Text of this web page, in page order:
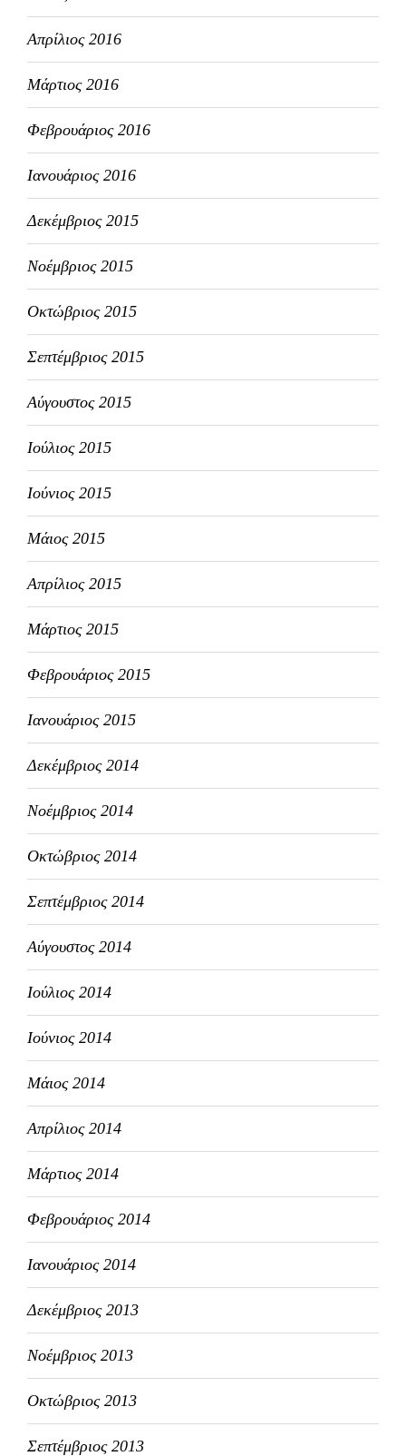
Απρίλιος 2016
Μάρτιος 2016
Φεβρουάριος 2016
Ιανουάριος 2016
Δεκέμβριος 2015
Νοέμβριος 2015
Οκτώβριος 2015
Σεπτέμβριος 2015
Αύγουστος 2015
Ιούλιος 2015
Ιούνιος 2015
Μάιος 2015
Απρίλιος 2015
Μάρτιος 2015
Φεβρουάριος 2015
Ιανουάριος 2015
Δεκέμβριος 2014
Νοέμβριος 2014
Οκτώβριος 2014
Σεπτέμβριος 2014
Αύγουστος 2014
Ιούλιος 2014
Ιούνιος 2014
Μάιος 2014
Απρίλιος 2014
Μάρτιος 2014
Φεβρουάριος 2014
Ιανουάριος 2014
Δεκέμβριος 2013
Νοέμβριος 2013
Οκτώβριος 2013
Σεπτέμβριος 2013